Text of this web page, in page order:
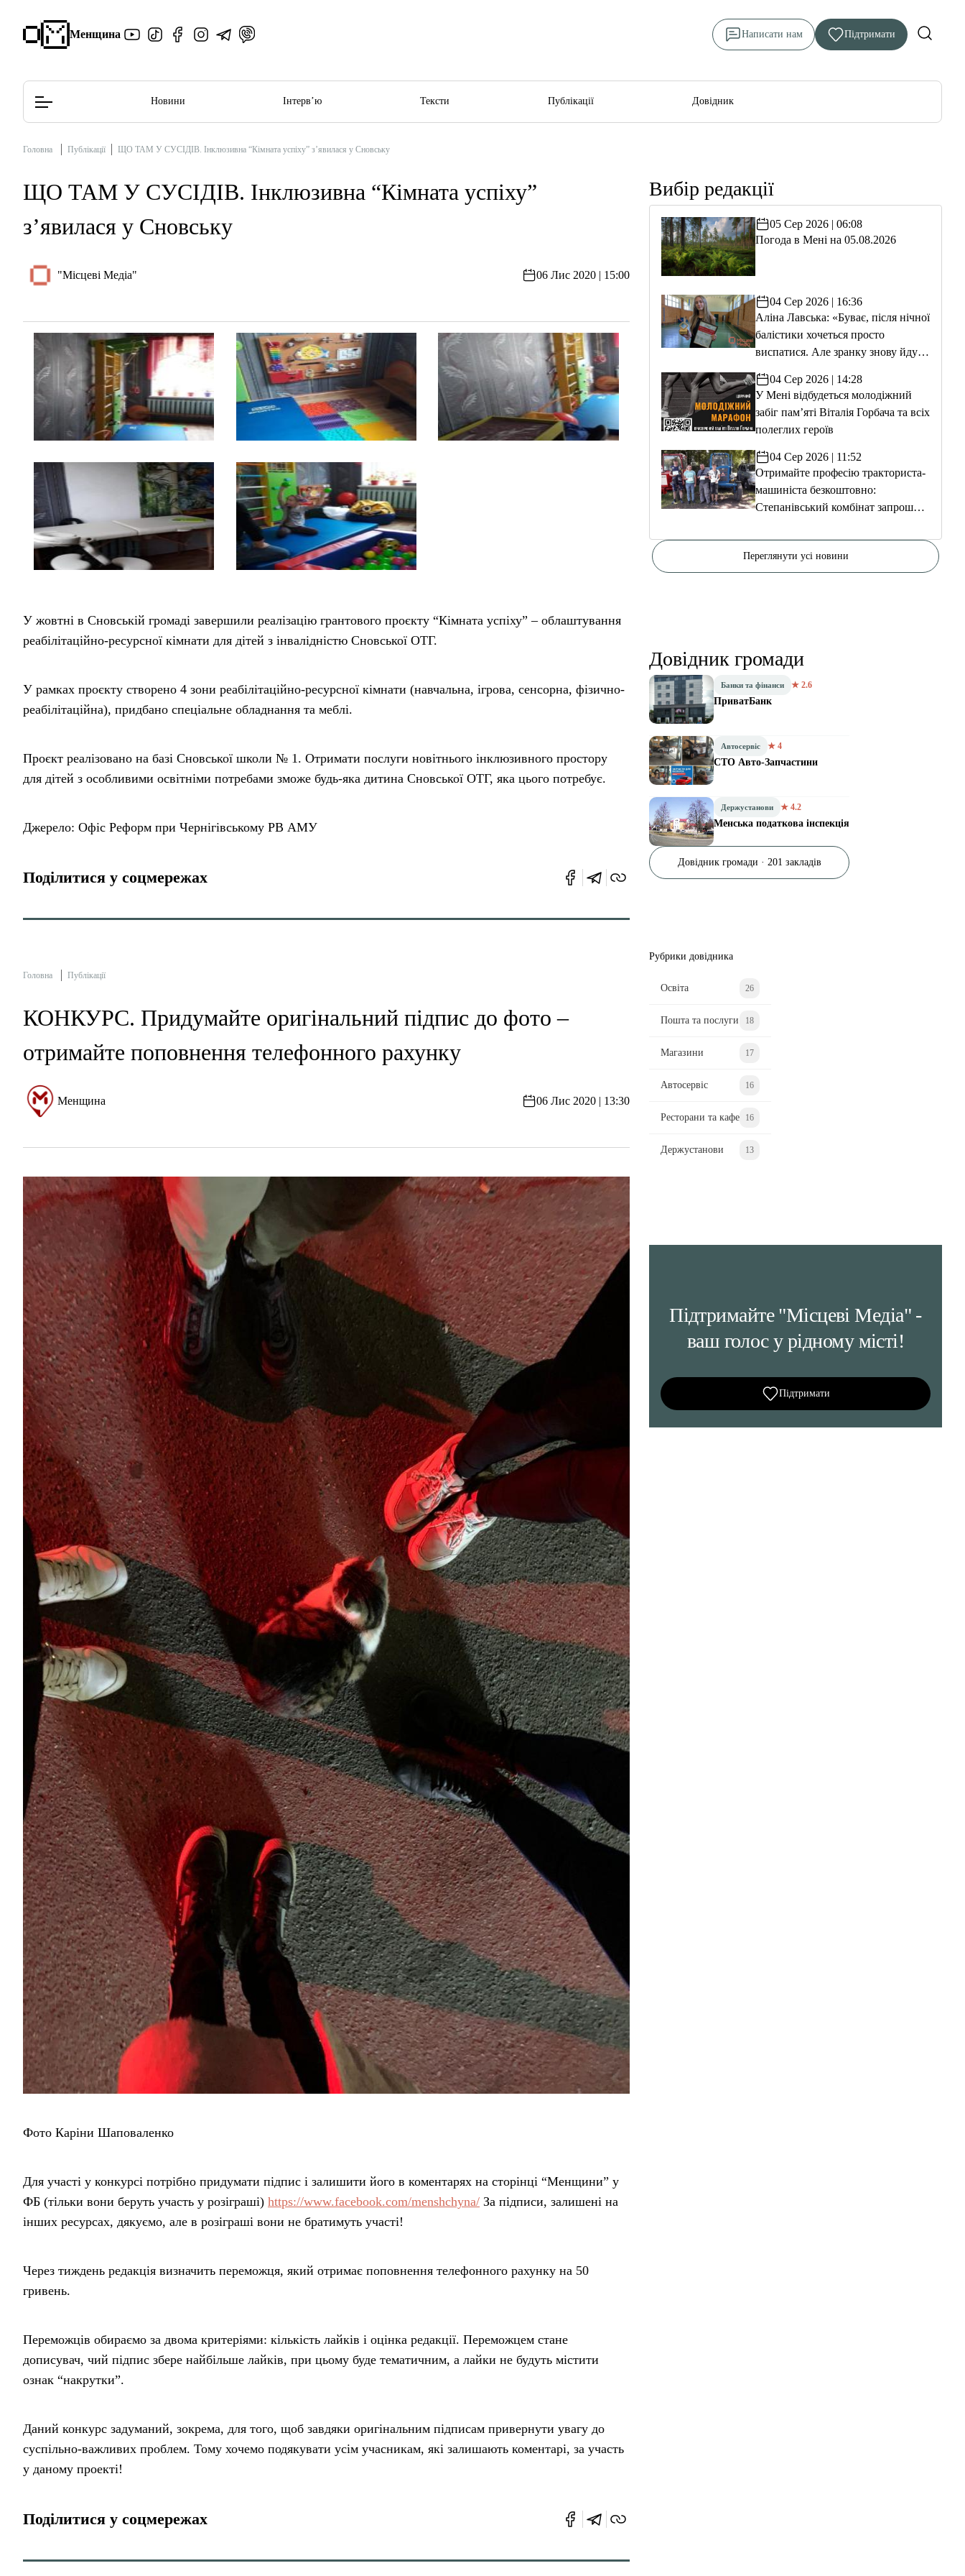
Менщина Написати нам Підтримати
Редакційна політика
Новини Інтерв’ю Тексти Публікації Довідник
Головна Публікації ЩО ТАМ У СУСІДІВ. Інклюзивна “Кімната успіху” з’явилася у Сновську
ЩО ТАМ У СУСІДІВ. Інклюзивна “Кімната успіху”
з’явилася у Сновську
"Місцеві Медіа" 06 Лис 2020 | 15:00
У жовтні в Сновській громаді завершили реалізацію грантового проєкту “Кімната успіху” – облаштування
реабілітаційно-ресурсної кімнати для дітей з інвалідністю Сновської ОТГ.
У рамках проєкту створено 4 зони реабілітаційно-ресурсної кімнати (навчальна, ігрова, сенсорна, фізично-
реабілітаційна), придбано спеціальне обладнання та меблі.
Проєкт реалізовано на базі Сновської школи № 1. Отримати послуги новітнього інклюзивного простору
для дітей з особливими освітніми потребами зможе будь-яка дитина Сновської ОТГ, яка цього потребує.
Джерело: Офіс Реформ при Чернігівському РВ АМУ
Поділитися у соцмережах
Головна Публікації
КОНКУРС. Придумайте оригінальний підпис до фото –
отримайте поповнення телефонного рахунку
Менщина 06 Лис 2020 | 13:30
Фото Каріни Шаповаленко
Для участі у конкурсі потрібно придумати підпис і залишити його в коментарях на сторінці “Менщини” у
ФБ (тільки вони беруть участь у розіграші) https://www.facebook.com/menshchyna/ За підписи, залишені на
інших ресурсах, дякуємо, але в розіграші вони не братимуть участі!
Через тиждень редакція визначить переможця, який отримає поповнення телефонного рахунку на 50
гривень.
Переможців обираємо за двома критеріями: кількість лайків і оцінка редакції. Переможцем стане
дописувач, чий підпис збере найбільше лайків, при цьому буде тематичним, а лайки не будуть містити
ознак “накрутки”.
Даний конкурс задуманий, зокрема, для того, щоб завдяки оригінальним підписам привернути увагу до
суспільно-важливих проблем. Тому хочемо подякувати усім учасникам, які залишають коментарі, за участь
у даному проекті!
Поділитися у соцмережах
Вибір редакції
05 Сер 2026 | 06:08
Погода в Мені на 05.08.2026
04 Сер 2026 | 16:36
Аліна Лавська: «Буває, після нічної
балістики хочеться просто
виспатися. Але зранку знову йду
04 Сер 2026 | 14:28
У Мені відбудеться молодіжний
забіг пам’яті Віталія Горбача та всіх
полеглих героїв
04 Сер 2026 | 11:52
Отримайте професію тракториста-
машиніста безкоштовно:
Степанівський комбінат запрошує
Переглянути усі новини
Довідник громади
Банки та фінанси ★ 2.6
ПриватБанк
Автосервіс ★ 4
СТО Авто-Запчастини
Держустанови ★ 4.2
Менська податкова інспекція
Довідник громади · 201 закладів
Рубрики довідника
Освіта 26
Пошта та послуги 18
Магазини 17
Автосервіс 16
Ресторани та кафе 16
Держустанови 13
Підтримайте "Місцеві Медіа" -
ваш голос у рідному місті!
Підтримати